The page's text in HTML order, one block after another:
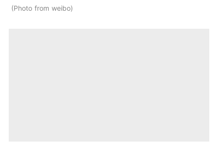
Photo from weibo